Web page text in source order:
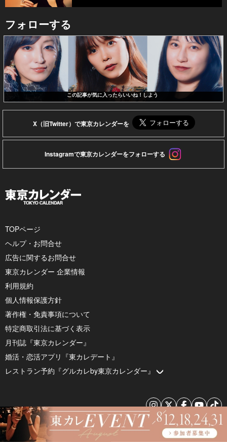
フォローする
この記事が気に入ったらいいね！しよう
X（旧Twitter）で東京カレンダーを
Instagramで東京カレンダーをフォローする
TOPページ
ヘルプ・お問合せ
広告に関するお問合せ
東京カレンダー 企業情報
利用規約
個人情報保護方針
著作権・免責事項について
特定商取引法に基づく表示
月刊誌『東京カレンダー』
婚活・恋活アプリ『東カレデート』
レストラン予約『グルカレby東京カレンダー』
© 2026 by Tokyo Calendar, Inc.